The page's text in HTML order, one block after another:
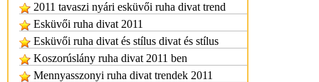
2011 tavaszi nyári esküvői ruha divat trend
Esküvői ruha divat 2011
Esküvői ruha divat és stílus divat és stílus
Koszorúslány ruha divat 2011 ben
Mennyasszonyi ruha divat trendek 2011